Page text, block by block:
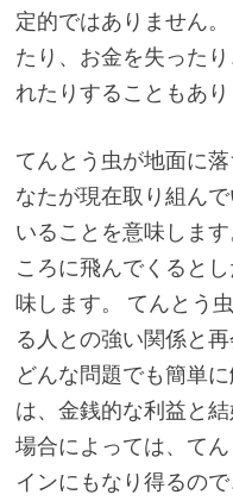
定的ではありません
たり、お金を失った
れたりすることもあり
てんとう虫が地面に
なたが現在取り組ん
いることを意味しま
ころに飛んでくると
味します。 てんとう
る人との強い関係と
どんな問題でも簡単
は、金銭的な利益と
場合によっては、て
インにもなり得るの